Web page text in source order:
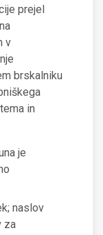
prejel
v
brskalniku
in
je
naslov
za